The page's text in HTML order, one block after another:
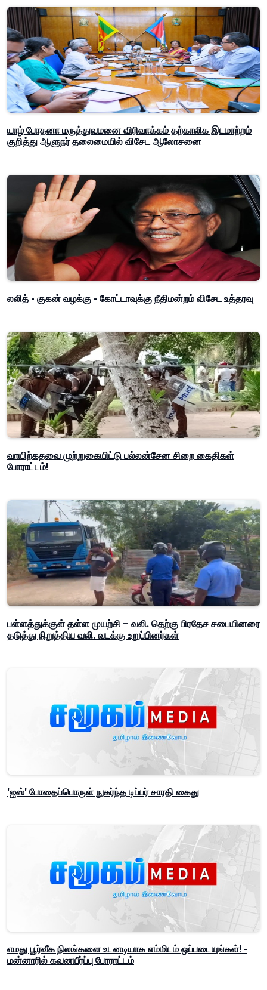
யாழ் போதனா மருத்துவமனை விரிவாக்கம் தற்காலிக இடமாற்றம்
குறித்து ஆளுநர் தலைமையில் விசேட ஆலோசனை
லலித் - குகன் வழக்கு - கோட்டாவுக்கு நீதிமன்றம் விசேட உத்தரவு
வாயிற்கதவை முற்றுகையிட்டு பல்லன்சேன சிறை கைதிகள்
போராட்டம்!
பள்ளத்துக்குள் தள்ள முயற்சி – வலி. தெற்கு பிரதேச சபையினரை
தடுத்து நிறுத்திய வலி. வடக்கு உறுப்பினர்கள்
'ஐஸ்' போதைப்பொருள் நுகர்ந்த டிப்பர் சாரதி கைது
எமது பூர்வீக நிலங்களை உடனடியாக எம்மிடம் ஒப்படையுங்கள்! -
மன்னாரில் கவனயீர்ப்பு போராட்டம்